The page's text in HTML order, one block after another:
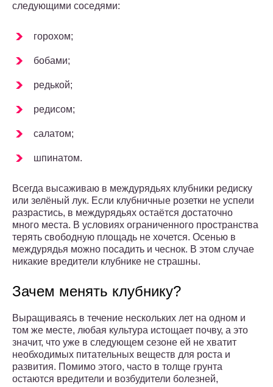
следующими соседями:
горохом;
бобами;
редькой;
редисом;
салатом;
шпинатом.
Всегда высаживаю в междурядьях клубники редиску
или зелёный лук. Если клубничные розетки не успели
разрастись, в междурядьях остаётся достаточно
много места. В условиях ограниченного пространства
терять свободную площадь не хочется. Осенью в
междурядья можно посадить и чеснок. В этом случае
никакие вредители клубнике не страшны.
Зачем менять клубнику?
Выращиваясь в течение нескольких лет на одном и
том же месте, любая культура истощает почву, а это
значит, что уже в следующем сезоне ей не хватит
необходимых питательных веществ для роста и
развития. Помимо этого, часто в толще грунта
остаются вредители и возбудители болезней,